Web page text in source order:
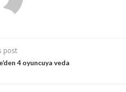
post
4 oyuncuya veda